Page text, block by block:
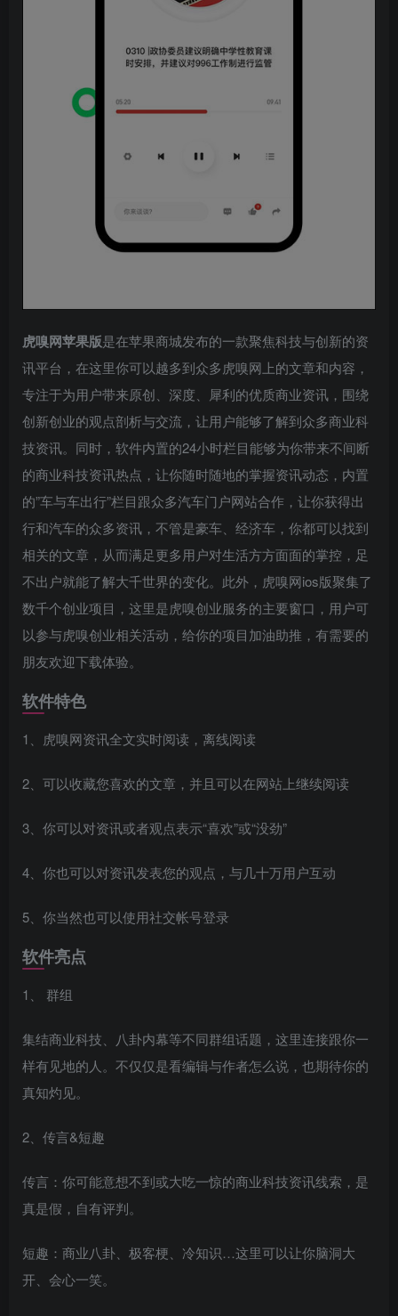
虎嗅网苹果版是在苹果商城发布的一款聚焦科技与创新的资
讯平台，在这里你可以越多到众多虎嗅网上的文章和内容，
专注于为用户带来原创、深度、犀利的优质商业资讯，围绕
创新创业的观点剖析与交流，让用户能够了解到众多商业科
技资讯。同时，软件内置的24小时栏目能够为你带来不间断
的商业科技资讯热点，让你随时随地的掌握资讯动态，内置
的”车与车出行”栏目跟众多汽车门户网站合作，让你获得出
行和汽车的众多资讯，不管是豪车、经济车，你都可以找到
相关的文章，从而满足更多用户对生活方方面面的掌控，足
不出户就能了解大千世界的变化。此外，虎嗅网ios版聚集了
数千个创业项目，这里是虎嗅创业服务的主要窗口，用户可
以参与虎嗅创业相关活动，给你的项目加油助推，有需要的
朋友欢迎下载体验。
软件特色
1、虎嗅网资讯全文实时阅读，离线阅读
2、可以收藏您喜欢的文章，并且可以在网站上继续阅读
3、你可以对资讯或者观点表示“喜欢”或“没劲”
4、你也可以对资讯发表您的观点，与几十万用户互动
5、你当然也可以使用社交帐号登录
软件亮点
1、 群组
集结商业科技、八卦内幕等不同群组话题，这里连接跟你一
样有见地的人。不仅仅是看编辑与作者怎么说，也期待你的
真知灼见。
2、传言&短趣
传言：你可能意想不到或大吃一惊的商业科技资讯线索，是
真是假，自有评判。
短趣：商业八卦、极客梗、冷知识…这里可以让你脑洞大
开、会心一笑。